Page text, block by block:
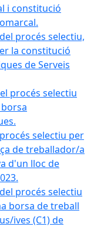
i constitució
procés selectiu,
la constitució
de Serveis
procés selectiu
selectiu per
de treballador/a
d'un lloc de
procés selectiu
borsa de treball
ives (C1) de